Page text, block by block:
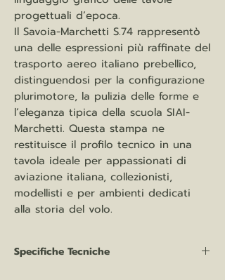
progettuali d’epoca.
Il Savoia-Marchetti S.74 rappresentò
una delle espressioni più raffinate del
trasporto aereo italiano prebellico,
distinguendosi per la configurazione
plurimotore, la pulizia delle forme e
l’eleganza tipica della scuola SIAI-
Marchetti. Questa stampa ne
restituisce il profilo tecnico in una
tavola ideale per appassionati di
aviazione italiana, collezionisti,
modellisti e per ambienti dedicati
alla storia del volo.
Specifiche Tecniche